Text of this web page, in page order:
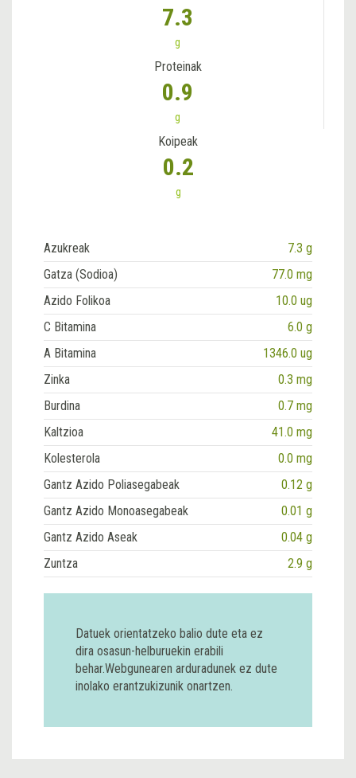
7.3
g
Proteinak
0.9
g
Koipeak
0.2
g
Azukreak
7.3 g
Gatza (Sodioa)
77.0 mg
Azido Folikoa
10.0 ug
C Bitamina
6.0 g
A Bitamina
1346.0 ug
Zinka
0.3 mg
Burdina
0.7 mg
Kaltzioa
41.0 mg
Kolesterola
0.0 mg
Gantz Azido Poliasegabeak
0.12 g
Gantz Azido Monoasegabeak
0.01 g
Gantz Azido Aseak
0.04 g
Zuntza
2.9 g
Datuek orientatzeko balio dute eta ez
dira osasun-helburuekin erabili
behar.Webgunearen arduradunek ez dute
inolako erantzukizunik onartzen.